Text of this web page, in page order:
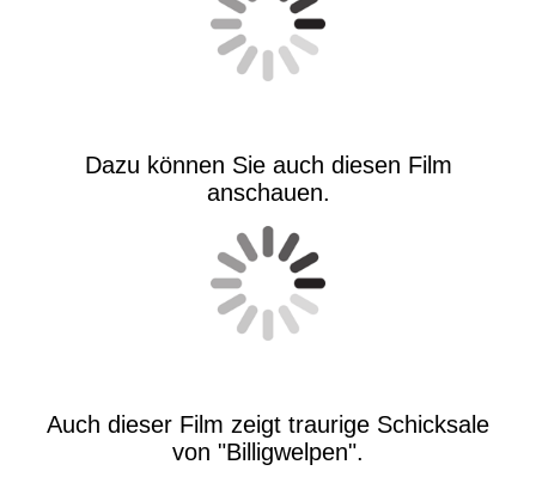
Dazu können Sie auch diesen Film
anschauen.
Auch dieser Film zeigt traurige Schicksale
von "Billigwelpen".